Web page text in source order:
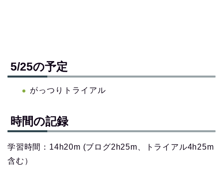
5/25の予定
がっつりトライアル
時間の記録
学習時間：14h20m (ブログ2h25m、トライアル4h25m
含む）